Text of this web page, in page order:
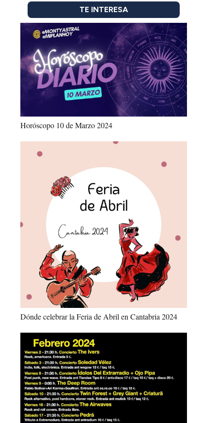
TE INTERESA
Horóscopo 10 de Marzo 2024
Dónde celebrar la Feria de Abril en Cantabria 2024